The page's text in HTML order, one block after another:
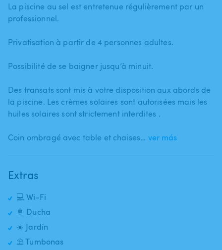
La piscine au sel est entretenue régulièrement par un
professionnel.
Privatisation à partir de 4 personnes adultes.
Possibilité de se baigner jusqu’à minuit.
Des transats sont mis à votre disposition aux abords de
la piscine. Les crèmes solaires sont autorisées mais les
huiles solaires sont strictement interdites .
Coin ombragé avec table et chaises… ver más
Extras
💻 Wi-Fi
🚿 Ducha
☀️ Jardín
⛱️ Tumbonas